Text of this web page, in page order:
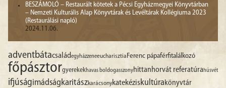
BESZÁMOLÓ – Restaurált kötetek a Pécsi Egyházmegyei Könyvtárban
– Nemzeti Kulturális Alap Könyvtárak és Levéltárak Kollégiuma 2023
(Restaurálási napló)
2024.11.06.
adventbátacsaládegyházzeneeucharisztia Ferenc pápaférfitalálkozó
főpásztorgyerekekhavas boldogasszonyhittanhorvát referatúrahúsvét
ifjúságimádságkaritászkarácsonykatekéziskultúra könyvtár